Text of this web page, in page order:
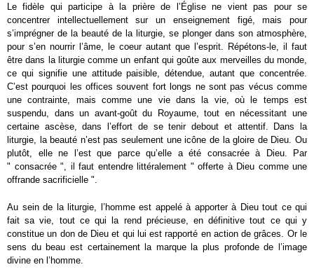
Le fidèle qui participe à la prière de l’Église ne vient pas pour se
concentrer intellectuellement sur un enseignement figé, mais pour
s’imprégner de la beauté de la liturgie, se plonger dans son atmosphère,
pour s’en nourrir l’âme, le coeur autant que l’esprit. Répétons-le, il faut
être dans la liturgie comme un enfant qui goûte aux merveilles du monde,
ce qui signifie une attitude paisible, détendue, autant que concentrée.
C’est pourquoi les offices souvent fort longs ne sont pas vécus comme
une contrainte, mais comme une vie dans la vie, où le temps est
suspendu, dans un avant-goût du Royaume, tout en nécessitant une
certaine ascèse, dans l’effort de se tenir debout et attentif. Dans la
liturgie, la beauté n’est pas seulement une icône de la gloire de Dieu. Ou
plutôt, elle ne l’est que parce qu’elle a été consacrée à Dieu. Par
" consacrée ", il faut entendre littéralement " offerte à Dieu comme une
offrande sacrificielle ".
Au sein de la liturgie, l’homme est appelé à apporter à Dieu tout ce qui
fait sa vie, tout ce qui la rend précieuse, en définitive tout ce qui y
constitue un don de Dieu et qui lui est rapporté en action de grâces. Or le
sens du beau est certainement la marque la plus profonde de l’image
divine en l’homme.